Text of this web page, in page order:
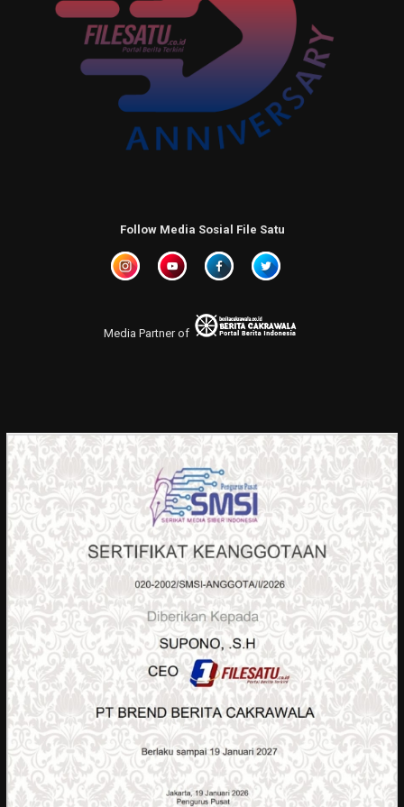
Follow Media Sosial File Satu
Media Partner of